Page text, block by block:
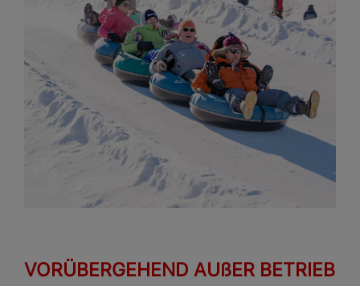
VORÜBERGEHEND AUßER BETRIEB